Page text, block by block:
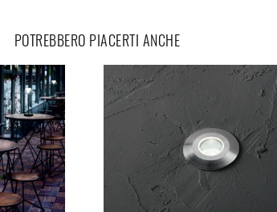
POTREBBERO PIACERTI ANCHE